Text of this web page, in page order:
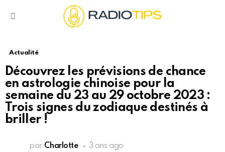
Actualité
Découvrez les prévisions de chance
en astrologie chinoise pour la
semaine du 23 au 29 octobre 2023 :
Trois signes du zodiaque destinés à
briller !
par Charlotte 3 ans ago